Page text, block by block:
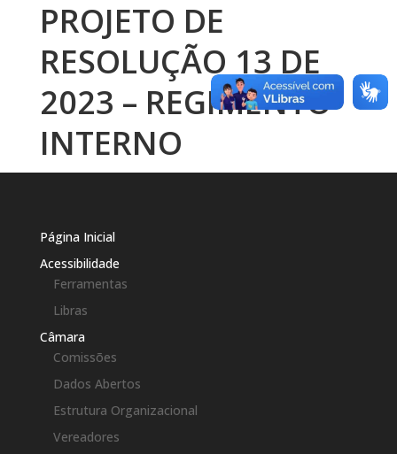
PROJETO DE
RESOLUÇÃO 13 DE
2023 – REGIMENTO
INTERNO
Página Inicial
Acessibilidade
Ferramentas
Libras
Câmara
Comissões
Dados Abertos
Estrutura Organizacional
Vereadores